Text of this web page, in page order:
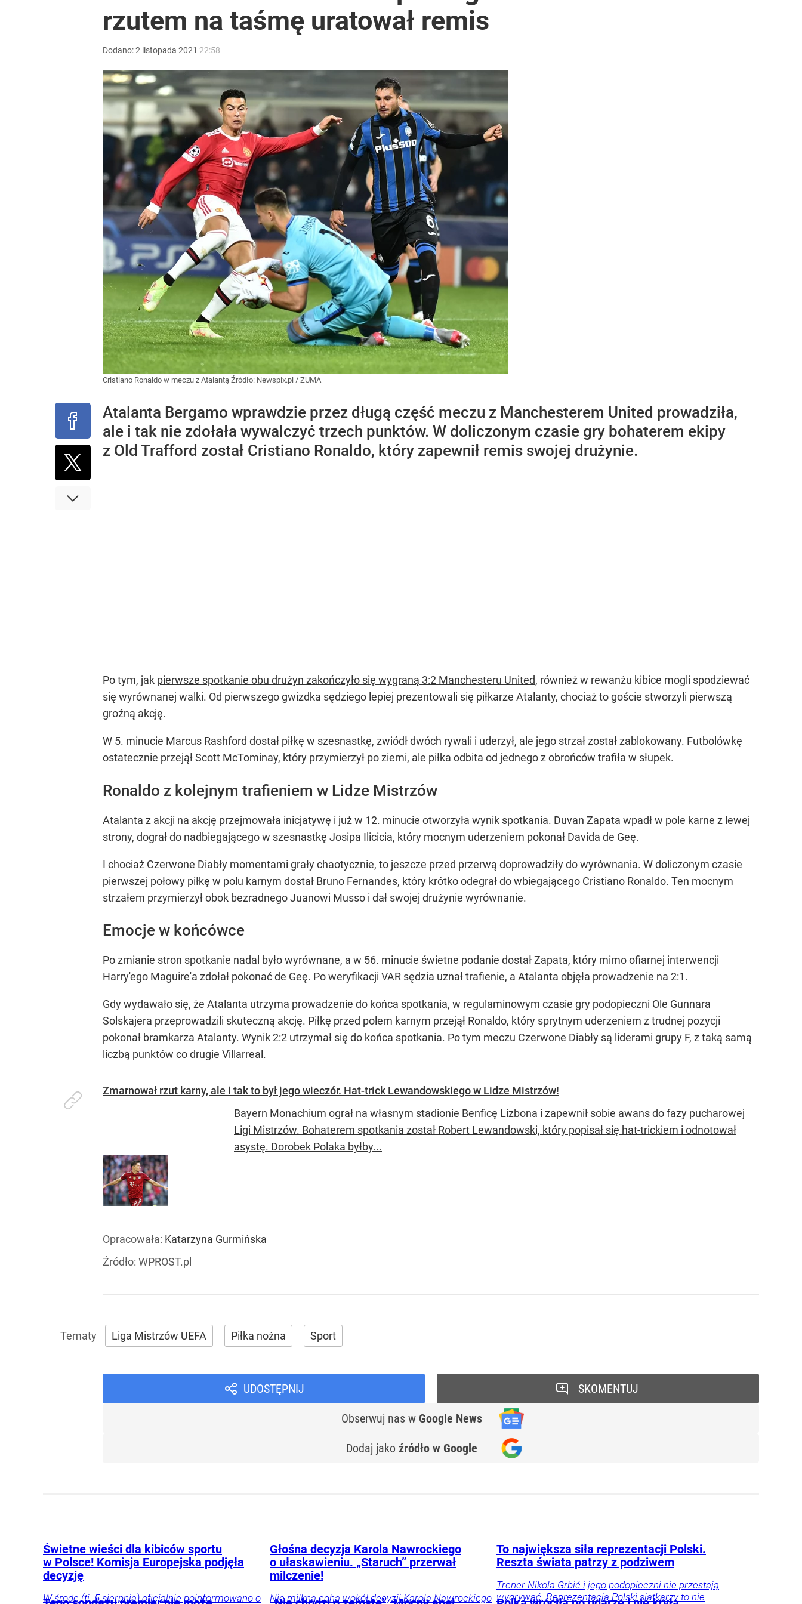
rzutem na taśmę uratował remis
Dodano:2 listopada 2021 22:58
Cristiano Ronaldo w meczu z Atalantą Źródło: Newspix.pl / ZUMA
Atalanta Bergamo wprawdzie przez długą część meczu z Manchesterem United prowadziła,
ale i tak nie zdołała wywalczyć trzech punktów. W doliczonym czasie gry bohaterem ekipy
z Old Trafford został Cristiano Ronaldo, który zapewnił remis swojej drużynie.
Po tym, jak pierwsze spotkanie obu drużyn zakończyło się wygraną 3:2 Manchesteru United, również w rewanżu kibice mogli spodziewać
się wyrównanej walki. Od pierwszego gwizdka sędziego lepiej prezentowali się piłkarze Atalanty, chociaż to goście stworzyli pierwszą
groźną akcję.
W 5. minucie Marcus Rashford dostał piłkę w szesnastkę, zwiódł dwóch rywali i uderzył, ale jego strzał został zablokowany. Futbolówkę
ostatecznie przejął Scott McTominay, który przymierzył po ziemi, ale piłka odbita od jednego z obrońców trafiła w słupek.
Ronaldo z kolejnym trafieniem w Lidze Mistrzów
Atalanta z akcji na akcję przejmowała inicjatywę i już w 12. minucie otworzyła wynik spotkania. Duvan Zapata wpadł w pole karne z lewej
strony, dograł do nadbiegającego w szesnastkę Josipa Ilicicia, który mocnym uderzeniem pokonał Davida de Geę.
I chociaż Czerwone Diabły momentami grały chaotycznie, to jeszcze przed przerwą doprowadziły do wyrównania. W doliczonym czasie
pierwszej połowy piłkę w polu karnym dostał Bruno Fernandes, który krótko odegrał do wbiegającego Cristiano Ronaldo. Ten mocnym
strzałem przymierzył obok bezradnego Juanowi Musso i dał swojej drużynie wyrównanie.
Emocje w końcówce
Po zmianie stron spotkanie nadal było wyrównane, a w 56. minucie świetne podanie dostał Zapata, który mimo ofiarnej interwencji
Harry'ego Maguire'a zdołał pokonać de Geę. Po weryfikacji VAR sędzia uznał trafienie, a Atalanta objęła prowadzenie na 2:1.
Gdy wydawało się, że Atalanta utrzyma prowadzenie do końca spotkania, w regulaminowym czasie gry podopieczni Ole Gunnara
Solskajera przeprowadzili skuteczną akcję. Piłkę przed polem karnym przejął Ronaldo, który sprytnym uderzeniem z trudnej pozycji
pokonał bramkarza Atalanty. Wynik 2:2 utrzymał się do końca spotkania. Po tym meczu Czerwone Diabły są liderami grupy F, z taką samą
liczbą punktów co drugie Villarreal.
Zmarnował rzut karny, ale i tak to był jego wieczór. Hat-trick Lewandowskiego w Lidze Mistrzów!
Bayern Monachium ograł na własnym stadionie Benficę Lizbona i zapewnił sobie awans do fazy pucharowej
Ligi Mistrzów. Bohaterem spotkania został Robert Lewandowski, który popisał się hat-trickiem i odnotował
asystę. Dorobek Polaka byłby...
Opracowała: Katarzyna Gurmińska
Źródło: WPROST.pl
Liga Mistrzów UEFA Piłka nożna Sport
UDOSTĘPNIJ
Obserwuj nas w Google News
Dodaj jako źródło w Google
SKOMENTUJ
Świetne wieści dla kibiców sportu
w Polsce! Komisja Europejska podjęła
decyzję
W środę (tj. 5 sierpnia) oficjalnie poinformowano o
Głośna decyzja Karola Nawrockiego
o ułaskawieniu. „Staruch” przerwał
milczenie!
Nie milkną echa wokół decyzji Karola Nawrockiego
To największa siła reprezentacji Polski.
Reszta świata patrzy z podziwem
Trener Nikola Grbić i jego podopieczni nie przestają
wygrywać. Reprezentacja Polski siatkarzy to nie